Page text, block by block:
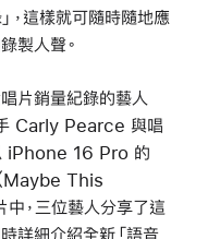
，這樣就可隨時隨地應
製人聲。
片銷量紀錄的藝人
Carly Pearce 與唱
iPhone 16 Pro 的
Maybe This
，三位藝人分享了這
詳細介紹全新「語音